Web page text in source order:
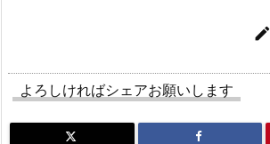

よろしければシェアお願いします